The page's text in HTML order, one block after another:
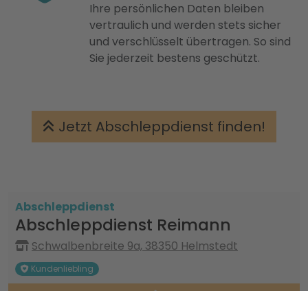
Ihre persönlichen Daten bleiben
vertraulich und werden stets sicher
und verschlüsselt übertragen. So sind
Sie jederzeit bestens geschützt.
Jetzt Abschleppdienst finden!
Abschleppdienst
Abschleppdienst Reimann
Schwalbenbreite 9a, 38350 Helmstedt
Kundenliebling